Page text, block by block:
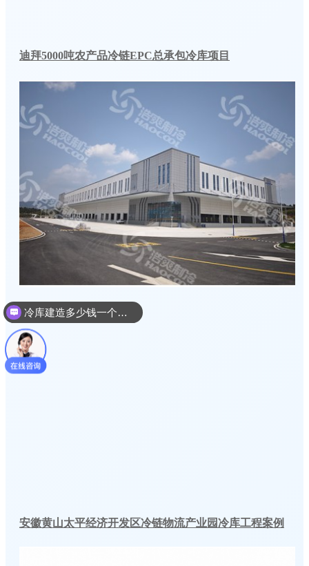
迪拜5000吨农产品冷链EPC总承包冷库项目
安徽黄山太平经济开发区冷链物流产业园冷库工程案例
冷库建造多少钱一个平方